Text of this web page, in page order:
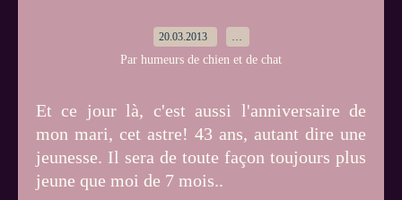
20.03.2013
Par humeurs de chien et de chat
Et ce jour là, c'est aussi l'anniversaire de
mon mari, cet astre! 43 ans, autant dire une
jeunesse. Il sera de toute façon toujours plus
jeune que moi de 7 mois..